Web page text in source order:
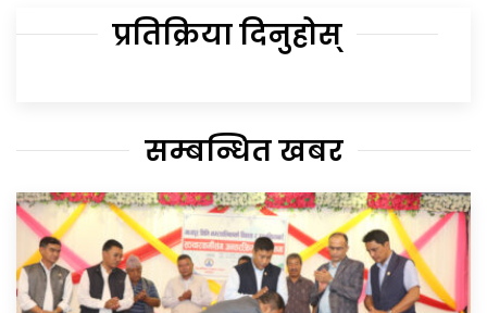
प्रतिक्रिया दिनुहोस्
सम्बन्धित खबर